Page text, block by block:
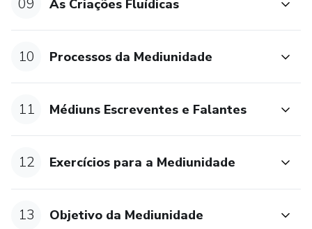
As Criações Fluídicas
10 Processos da Mediunidade
11 Médiuns Escreventes e Falantes
12 Exercícios para a Mediunidade
13 Objetivo da Mediunidade